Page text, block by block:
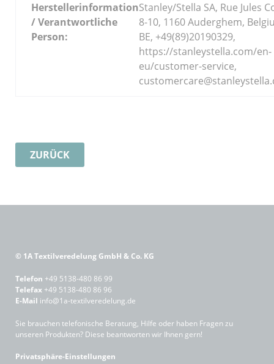
Bitte wählen Sie aus für welches Produkt Sie sich
Labels
Herstellerinformation
/ Verantwortliche
Person:
Stanley/Stella SA, Rue Jules
8-10, 1160 Auderghem,
BE, +49(89)20190329,
https://stanleystella.com/en-
eu/customer-service,
ZURÜCK
© 1A Textilveredelung GmbH & Co. KG
Telefon +49 5138-480 86 99
Telefax +49 5138-480 86 96
E-Mail info@1a-textilveredelung.de
Sie brauchen telefonische Beratung, Hilfe oder haben Fragen zu
unseren Produkten? Diese beantworten wir Ihnen gern!
Privatsphäre-Einstellungen